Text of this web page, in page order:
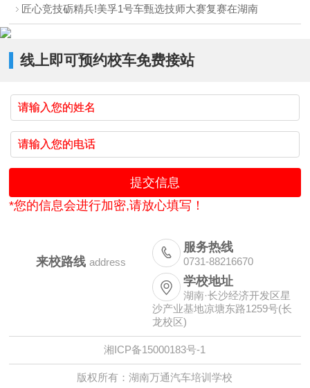
匠心竞技砺精兵!美孚1号车甄选技师大赛复赛在湖南
线上即可预约校车免费接站
*您的信息会进行加密,请放心填写！
来校路线 address
 服务热线
0731-88216670
 学校地址
湖南·长沙经济开发区星
沙产业基地凉塘东路1259号(长
龙校区)
湘ICP备15000183号-1
版权所有：湖南万通汽车培训学校